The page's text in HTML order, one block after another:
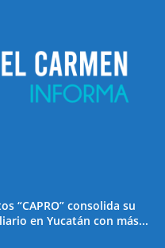
“CAPRO” consolida su
en Yucatán con más...